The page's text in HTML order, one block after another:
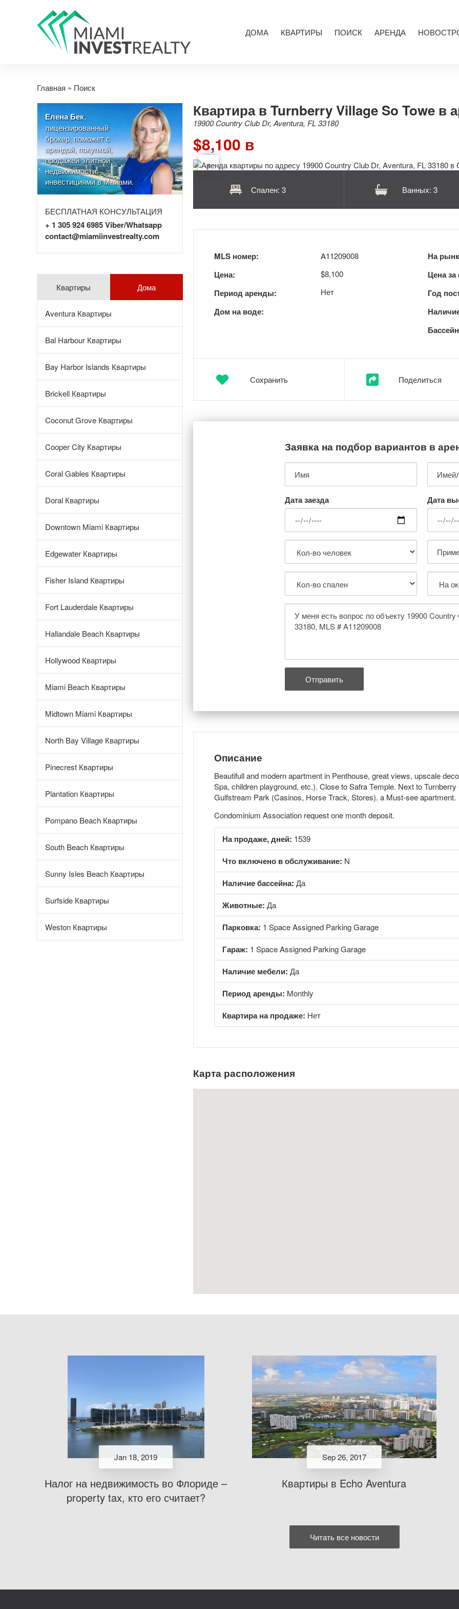
ДОМА КВАРТИРЫ ПОИСК АРЕНДА
Главная » Поиск
Елена Бек,
лицензированный
брокер, поможет с
арендой, покупкой,
продажей элитной
недвижимости,
инвестициями в Майами.
БЕСПЛАТНАЯ КОНСУЛЬТАЦИЯ
+ 1 305 924 6985 Viber/Whatsapp
contact@miamiinvestrealty.com
Квартиры
Aventura Квартиры
Bal Harbour Квартиры
Bay Harbor Islands Квартиры
Brickell Квартиры
Coconut Grove Квартиры
Cooper City Квартиры
Coral Gables Квартиры
Doral Квартиры
Downtown Miami Квартиры
Edgewater Квартиры
Fisher Island Квартиры
Fort Lauderdale Квартиры
Hallandale Beach Квартиры
Hollywood Квартиры
Miami Beach Квартиры
Midtown Miami Квартиры
North Bay Village Квартиры
Pinecrest Квартиры
Plantation Квартиры
Pompano Beach Квартиры
South Beach Квартиры
Sunny Isles Beach Квартиры
Surfside Квартиры
Weston Квартиры
Дома
Квартира в Turnberry Village So Towe в
19900 Country Club Dr, Aventura, FL 33180
$8,100 в
Спален: 3 Ванных: 3
MLS номер:
Цена:
Период аренды:
Дом на воде:
A11209008
$8,100
Нет
На
Цена
Год
Сохранить Поделиться
Заявка на подбор вариантов в
Дата заезда Дата
Описание
Beautifull and modern apartment in Penthouse, great views, upscale
Spa, children playground, etc.). Close to Safra Temple. Next to
Gulfstream Park (Casinos, Horse Track, Stores). a Must-see apartment.
Condominium Association request one month deposit.
На продаже, дней: 1539
Что включено в обслуживание: N
Наличие бассейна: Да
Животные: Да
Парковка: 1 Space Assigned Parking Garage
Гараж: 1 Space Assigned Parking Garage
Наличие мебели: Да
Период аренды: Monthly
Квартира на продаже: Нет
Карта расположения
Jan 18, 2019
Налог на недвижимость во Флориде –
property tax, кто его считает?
Sep 26, 2017
Квартиры в Echo Aventura
Читать все новости